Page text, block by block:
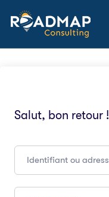
Salut, bon retour !